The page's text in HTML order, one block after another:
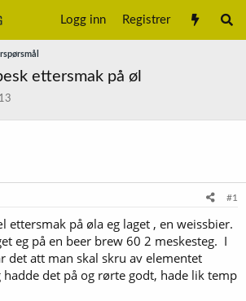
Logg inn Registrer
ettersmak på øl
#1
ettersmak på øla eg laget , en weissbier.
eg på en beer brew 60 2 meskesteg. I
det att man skal skru av elementet
hadde det på og rørte godt, hade lik temp